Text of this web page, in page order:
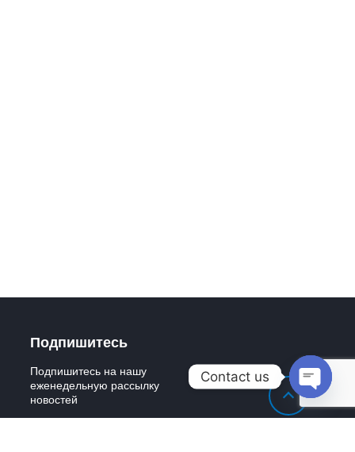
Подпишитесь
Подпишитесь на нашу
еженедельную рассылку
новостей
Contact us
Open
chaty